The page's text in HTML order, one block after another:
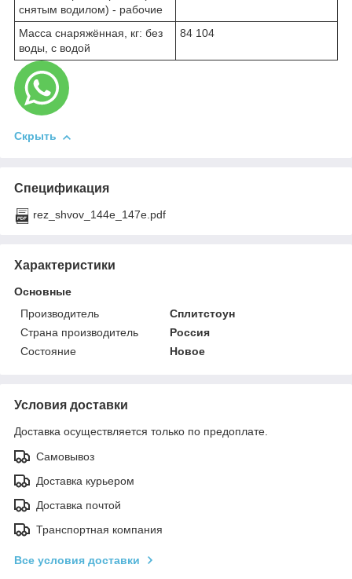
снятым водилом) - рабочие
Масса снаряжённая, кг: без
воды, с водой
84 104
Скрыть
Спецификация
rez_shvov_144e_147e.pdf
Характеристики
Основные
Производитель
Сплитстоун
Страна производитель
Россия
Состояние
Новое
Условия доставки
Доставка осуществляется только по предоплате.
Самовывоз
Доставка курьером
Доставка почтой
Транспортная компания
Все условия доставки